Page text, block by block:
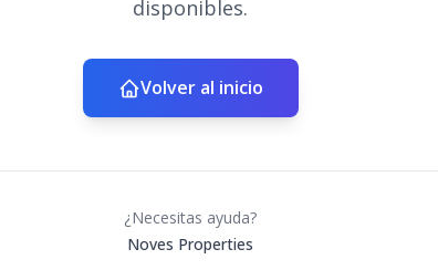
disponibles.
Volver al inicio
¿Necesitas ayuda?
Noves Properties